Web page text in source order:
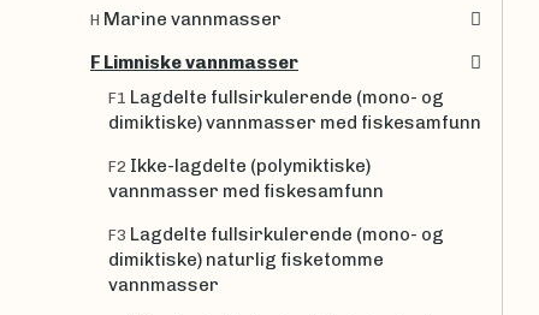
H Marine vannmasser
F Limniske vannmasser
F1 Lagdelte fullsirkulerende (mono- og
dimiktiske) vannmasser med fiskesamfunn
F2 Ikke-lagdelte (polymiktiske)
vannmasser med fiskesamfunn
F3 Lagdelte fullsirkulerende (mono- og
dimiktiske) naturlig fisketomme
vannmasser